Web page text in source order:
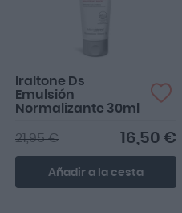
Iraltone Ds
Emulsión
Normalizante 30ml
16,50 €
21,95 €
Añadir a la cesta